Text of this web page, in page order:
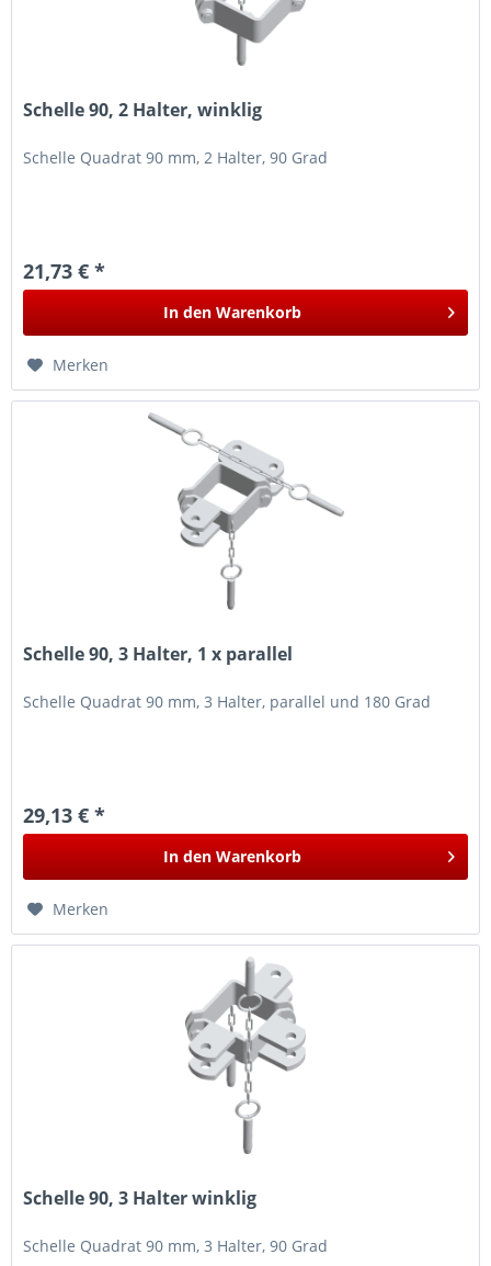
Schelle 90, 2 Halter, winklig
Schelle Quadrat 90 mm, 2 Halter, 90 Grad
21,73 € *
In den Warenkorb
Merken
Schelle 90, 3 Halter, 1 x parallel
Schelle Quadrat 90 mm, 3 Halter, parallel und 180 Grad
29,13 € *
In den Warenkorb
Merken
Schelle 90, 3 Halter winklig
Schelle Quadrat 90 mm, 3 Halter, 90 Grad